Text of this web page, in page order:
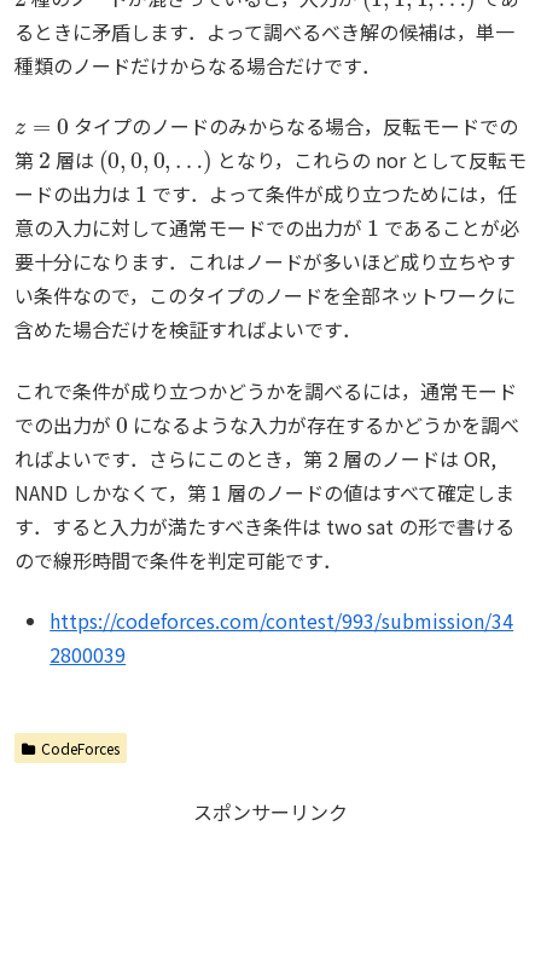
るときに矛盾します．よって調べるべき解の候補は，単一
種類のノードだけからなる場合だけです．
タイプのノードのみからなる場合，反転モードでの
第
2
層は
(0,0,0, )
となり，これらの nor として反転モ
ードの出力は
1
です．よって条件が成り立つためには，任
意の入力に対して通常モードでの出力が
1
であることが必
要十分になります．これはノードが多いほど成り立ちやす
い条件なので，このタイプのノードを全部ネットワークに
含めた場合だけを検証すればよいです．
これで条件が成り立つかどうかを調べるには，通常モード
での出力が
0
になるような入力が存在するかどうかを調べ
ればよいです．さらにこのとき，第 2 層のノードは OR,
NAND しかなくて，第 1 層のノードの値はすべて確定しま
す．すると入力が満たすべき条件は two sat の形で書ける
ので線形時間で条件を判定可能です．
https://codeforces.com/contest/993/submission/34
2800039
CodeForces
スポンサーリンク